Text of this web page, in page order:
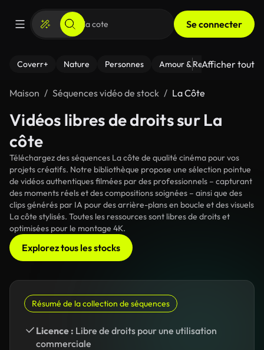
Se connecter
Coverr+ Nature Personnes Amour & Relations Le
Afficher tout
Maison Séquences vidéo de stock La Côte
Vidéos libres de droits sur La
côte
Téléchargez des séquences La côte de qualité cinéma pour vos
projets créatifs. Notre bibliothèque propose une sélection pointue
de vidéos authentiques filmées par des professionnels – capturant
des moments réels et des compositions soignées – ainsi que des
clips générés par IA pour des arrière-plans en boucle et des visuels
La côte stylisés. Toutes les ressources sont libres de droits et
optimisées pour le montage 4K.
Explorez tous les stocks
Résumé de la collection de séquences
Licence : Libre de droits pour une utilisation
commerciale